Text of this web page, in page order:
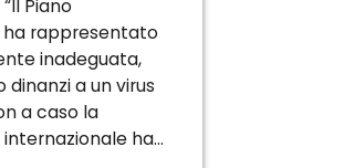
Piano
ha rappresentato
inadeguata,
a un virus
a caso la
ha